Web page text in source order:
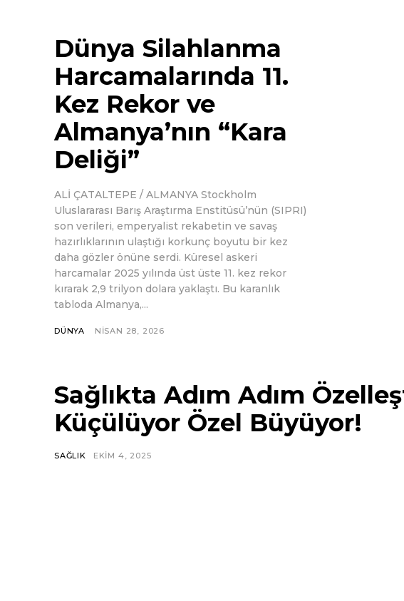
Dünya Silahlanma
Harcamalarında 11.
Kez Rekor ve
Almanya’nın “Kara
Deliği”
ALİ ÇATALTEPE / ALMANYA Stockholm
Uluslararası Barış Araştırma Enstitüsü’nün (SIPRI)
son verileri, emperyalist rekabetin ve savaş
hazırlıklarının ulaştığı korkunç boyutu bir kez
daha gözler önüne serdi. Küresel askeri
harcamalar 2025 yılında üst üste 11. kez rekor
kırarak 2,9 trilyon dolara yaklaştı. Bu karanlık
tabloda Almanya,...
DÜNYA NISAN 28, 2026
Sağlıkta Adım Adım
Küçülüyor Özel Büyüyor!
SAĞLIK EKIM 4, 2025